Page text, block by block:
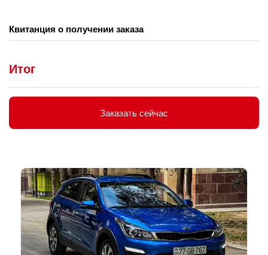
Квитанция о получении заказа
Итог
Заказать сейчас